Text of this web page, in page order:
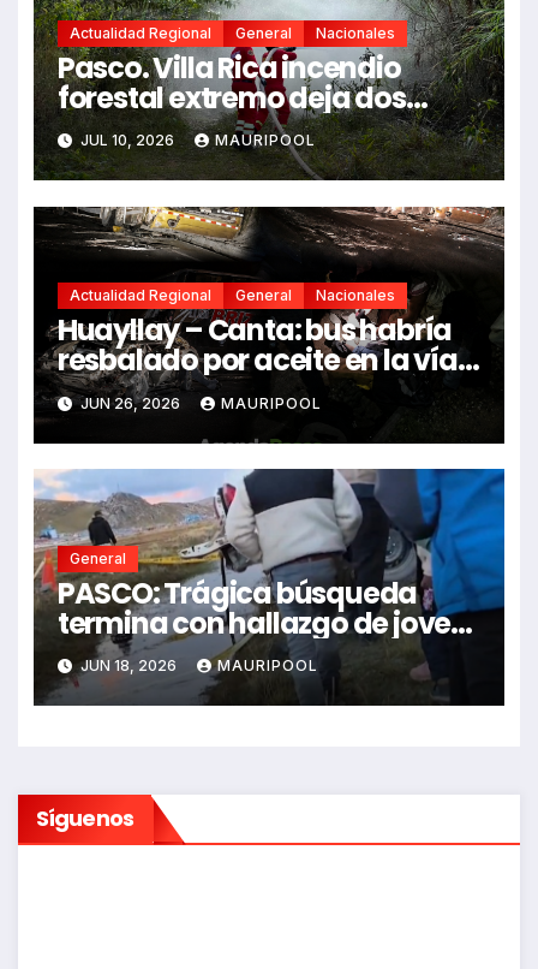
Actualidad Regional General Nacionales
Pasco. Villa Rica incendio
forestal extremo deja dos
fallecidos y heridos
JUL 10, 2026 MAURIPOOL
Actualidad Regional General Nacionales
Huayllay – Canta: bus habría
resbalado por aceite en la vía e
impactó auto siniestrado
dejando dos fallecidos
JUN 26, 2026 MAURIPOOL
General
PASCO: Trágica búsqueda
termina con hallazgo de joven
sin vida en Rancas
JUN 18, 2026 MAURIPOOL
Síguenos